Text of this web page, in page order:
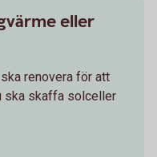
eller
renovera för att
ska skaffa solceller